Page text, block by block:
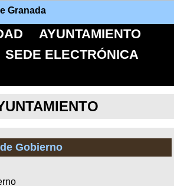
Granada
AYUNTAMIENTO
SEDE ELECTRÓNICA
Gobierno